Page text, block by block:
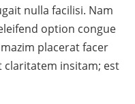
nulla facilisi. Nam
option congue
placerat facer
claritatem insitam; est